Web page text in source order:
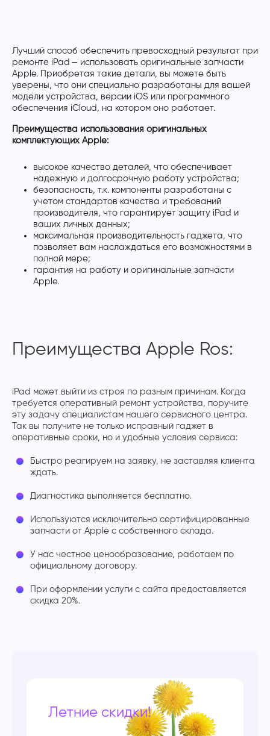
Лучший способ обеспечить превосходный результат при
ремонте iPad — использовать оригинальные запчасти
Apple. Приобретая такие детали, вы можете быть
уверены, что они специально разработаны для вашей
модели устройства, версии iOS или программного
обеспечения iCloud, на котором оно работает.
Преимущества использования оригинальных
комплектующих Apple:
высокое качество деталей, что обеспечивает
надежную и долгосрочную работу устройства;
безопасность, т.к. компоненты разработаны с
учетом стандартов качества и требований
производителя, что гарантирует защиту iPad и
ваших личных данных;
максимальная производительность гаджета, что
позволяет вам наслаждаться его возможностями в
полной мере;
гарантия на работу и оригинальные запчасти
Apple.
Преимущества Apple Ros:
iPad может выйти из строя по разным причинам. Когда
требуется оперативный ремонт устройства, поручите
эту задачу специалистам нашего сервисного центра.
Так вы получите не только исправный гаджет в
оперативные сроки, но и удобные условия сервиса:
Быстро реагируем на заявку, не заставляя клиента
ждать.
Диагностика выполняется бесплатно.
Используются исключительно сертифицированные
запчасти от Apple с собственного склада.
У нас честное ценообразование, работаем по
официальному договору.
При оформлении услуги с сайта предоставляется
скидка 20%.
Летние скидки!